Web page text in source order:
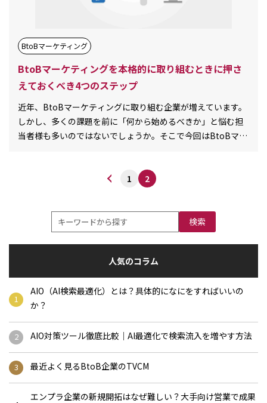
BtoBマーケティング
BtoBマーケティングを本格的に取り組むときに押さ
えておくべき4つのステップ
近年、BtoBマーケティングに取り組む企業が増えています。
しかし、多くの課題を前に「何から始めるべきか」と悩む担
当者様も多いのではないでしょうか。そこで今回はBtoBマー
1 2
検索
人気のコラム
AIO（AI検索最適化）とは？具体的になにをすればいいの
か？
AIO対策ツール徹底比較｜AI最適化で検索流入を増やす方法
最近よく見るBtoB企業のTVCM
エンプラ企業の新規開拓はなぜ難しい？大手向け営業で成果